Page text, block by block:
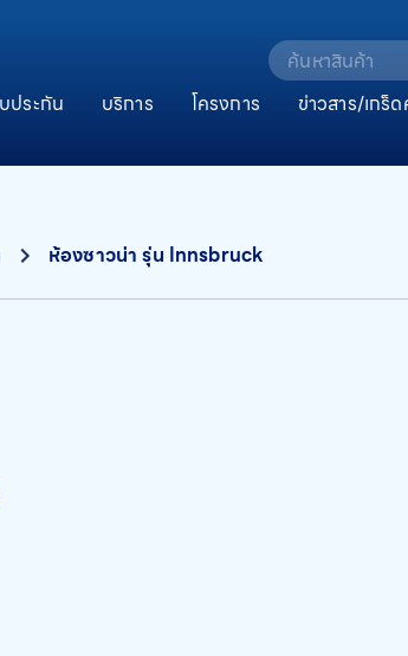
ประกัน บริการ โครงการ ข่าวสาร/เกร็
ห้องซาวน่า รุ่น Innsbruck